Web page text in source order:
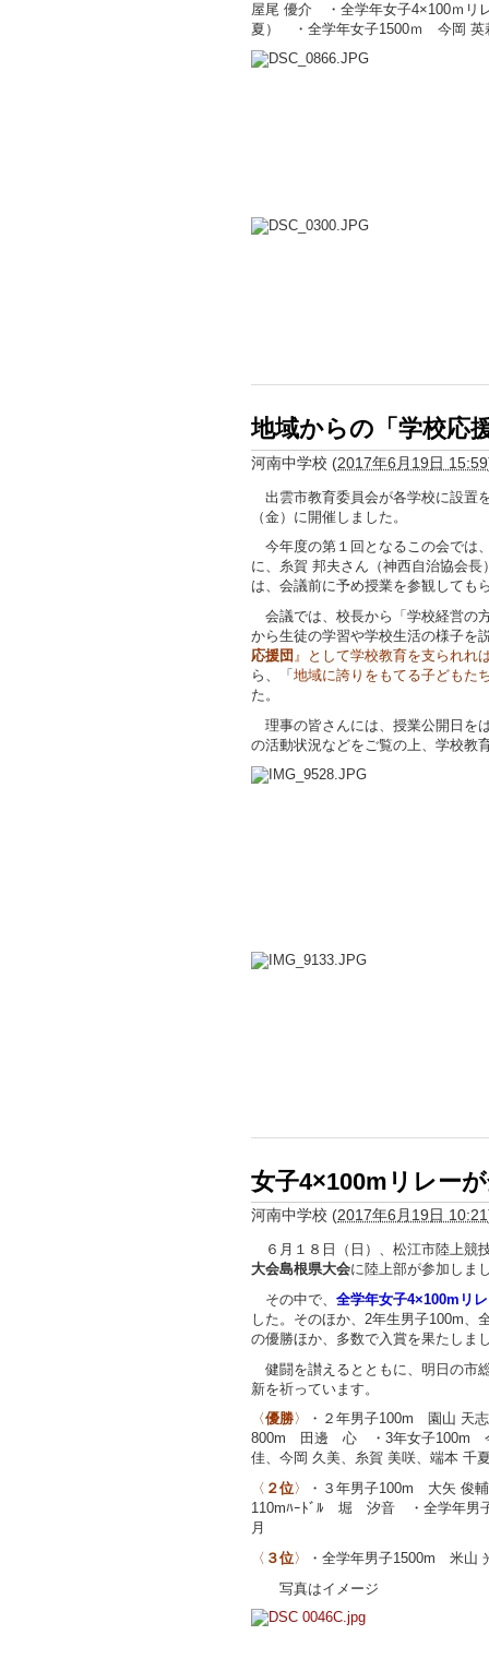
屋尾 優介 ・全学年女子4×100ｍリ
夏） ・全学年女子1500ｍ 今岡
地域からの「学校応
河南中学校 (2017年6月19日 15:59
出雲市教育委員会が各学校に設置
（金）に開催しました。
今年度の第１回となるこの会では
に、糸賀 邦夫さん（神西自治協会
は、会議前に予め授業を参観しても
会議では、校長から「学校経営の
から生徒の学習や学校生活の様子を
応援団 』として学校教育を支られれ
ら、「 地域に誇りをもてる子どもた
た。
理事の皆さんには、授業公開日を
の活動状況などをご覧の上、学校教
女子4×100mリレー
河南中学校 (2017年6月19日 10:21
６月１８日（日）、松江市陸上競
大会島根県大会に陸上部が参加
その中で、 全学年女子4×100mリ
した。そのほか、2年生男子100m、
の優勝ほか、多数で入賞を果たしま
健闘を讃えるとともに、明日の市
新を祈っています。
〈優勝〉
・２年男子100m 園山 天
800m 田邊 心 ・3年女子100m 今
佳、今岡 久美、糸賀 美咲、端本 千
〈 ２位〉
・３年男子100m 大矢
110mﾊｰﾄﾞﾙ 堀 汐音 ・全学年男
月
〈 ３位〉
・全学年男子1500m 米
写真はイメージ